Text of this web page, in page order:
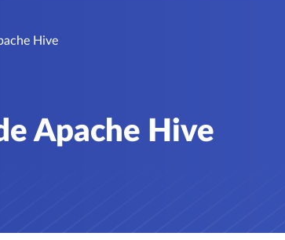
Hive
Apache Hive